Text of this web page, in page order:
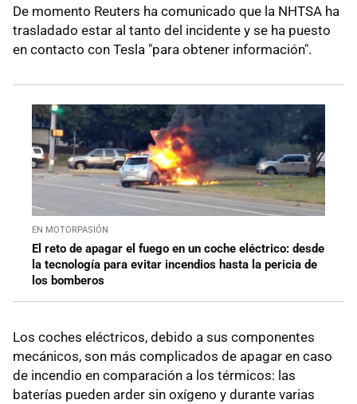
De momento Reuters ha comunicado que la NHTSA ha
trasladado estar al tanto del incidente y se ha puesto
en contacto con Tesla "para obtener información".
EN MOTORPASIÓN
El reto de apagar el fuego en un coche eléctrico: desde
la tecnología para evitar incendios hasta la pericia de
los bomberos
Los coches eléctricos, debido a sus componentes
mecánicos, son más complicados de apagar en caso
de incendio en comparación a los térmicos: las
baterías pueden arder sin oxígeno y durante varias